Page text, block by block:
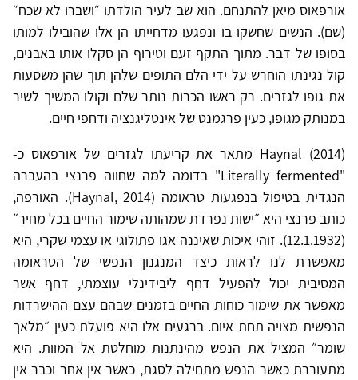
אורפאוס מיאן להתנחם. הוא שב לעיר הולדתו ״ושברו לא שכח״
(שם). הנשים שחשקו בו ונפגעו מדחייתו הן אלו שהובילו למותו
בסופו של דבר. מתוך התקף זעם וטירוף הן סקלו אותו באבנים,
קול נגינתו הוחרש על ידי הלם התופים שלהן תוך שהן משסעות
את גופו לגזרים. רק ראשו הכרות נותר שלם וקולו המשיך לשיר
במנותק מגופו, כעין פרגמנט של אינטליגנציה ודחפי חיים.
Haynal (2014) מתאר את קריעתו לגזרים של אורפאוס כ-
"Literally fermented" בדומה למה שחווה פרנצי בהעברה
הנגדית בטיפול בנפגעות טראומה (Haynal, 2014). האורפה,
כותב פרנצי היא ״ישות נפרדת שמהותה שימור החיים בכל מחיר״
(12.1.1932). זוהי איכות שאיננה אגו פתולוגי או עצמי שקרי, היא
מאפשרת לנו לראות כיצד המנגנון הנפשי של הטראומה
המסיבית יכול להפעיל דחף ליבידינלי עוצמתי, דחף אשר
מאפשר את שימור כוחות החיים בזמנים שבהם עצם ההישרדות
הנפשית מצויה תחת איום. ברגעים אלו היא פועלת כעין ״מלאך
שומר״ המציל את הנפש מהינתנות מוחלטת אל המוות. היא
מתעוררת כאשר הנפש מתחילה לסגת, כאשר אין אחר וכבר אין